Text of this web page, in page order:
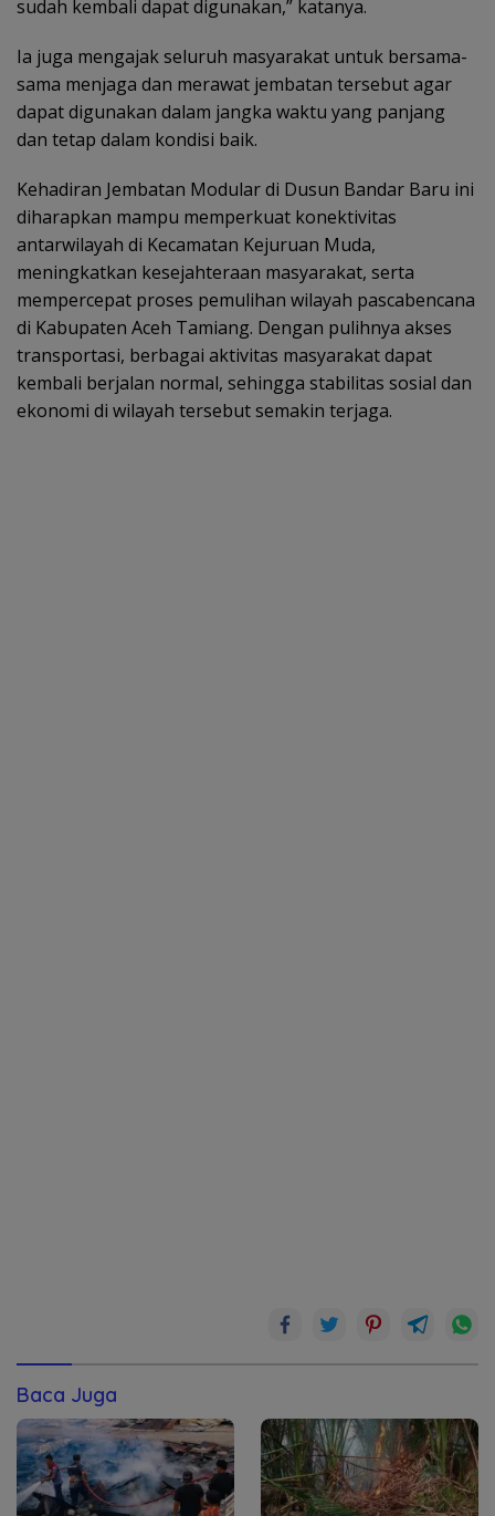
sudah kembali dapat digunakan,” katanya.
Ia juga mengajak seluruh masyarakat untuk bersama-
sama menjaga dan merawat jembatan tersebut agar
dapat digunakan dalam jangka waktu yang panjang
dan tetap dalam kondisi baik.
Kehadiran Jembatan Modular di Dusun Bandar Baru ini
diharapkan mampu memperkuat konektivitas
antarwilayah di Kecamatan Kejuruan Muda,
meningkatkan kesejahteraan masyarakat, serta
mempercepat proses pemulihan wilayah pascabencana
di Kabupaten Aceh Tamiang. Dengan pulihnya akses
transportasi, berbagai aktivitas masyarakat dapat
kembali berjalan normal, sehingga stabilitas sosial dan
ekonomi di wilayah tersebut semakin terjaga.
Baca Juga